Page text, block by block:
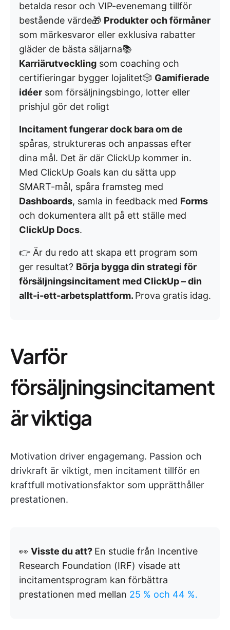
betalda resor och VIP-evenemang tillför
bestående värde🎁 Produkter och förmåner
som märkesvaror eller exklusiva rabatter
gläder de bästa säljarna📚
Karriärutveckling som coaching och
certifieringar bygger lojalitet🎲 Gamifierade
idéer som försäljningsbingo, lotter eller
prishjul gör det roligt
Incitament fungerar dock bara om de
spåras, struktureras och anpassas efter
dina mål. Det är där ClickUp kommer in.
Med ClickUp Goals kan du sätta upp
SMART-mål, spåra framsteg med
Dashboards, samla in feedback med Forms
och dokumentera allt på ett ställe med
ClickUp Docs.
👉 Är du redo att skapa ett program som
ger resultat? Börja bygga din strategi för
försäljningsincitament med ClickUp – din
allt-i-ett-arbetsplattform. Prova gratis idag.
Varför
försäljningsincitament
är viktiga
Motivation driver engagemang. Passion och
drivkraft är viktigt, men incitament tillför en
kraftfull motivationsfaktor som upprätthåller
prestationen.
👀 Visste du att? En studie från Incentive
Research Foundation (IRF) visade att
incitamentsprogram kan förbättra
prestationen med mellan 25 % och 44 %.